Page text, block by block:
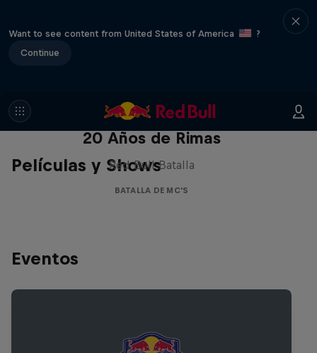
Want to see content from United States of America
?
Continue
Películas y Shows
Red Bull Batalla Nueva Historia:
20 Años de Rimas
Red Bull Batalla
BATALLA DE MC'S
Eventos